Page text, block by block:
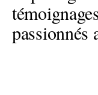
passionnés